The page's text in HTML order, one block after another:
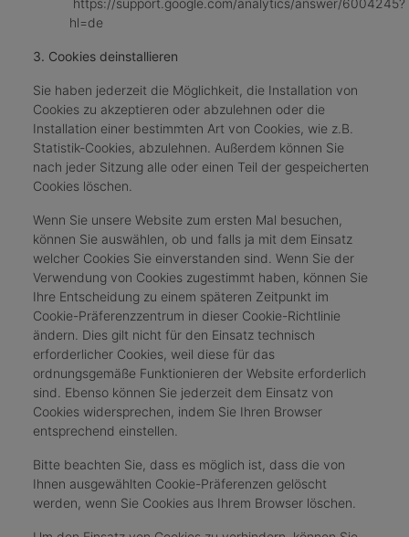
https://support.google.com/analytics/answer/6004245?
hl=de
3. Cookies deinstallieren
Sie haben jederzeit die Möglichkeit, die Installation von
Cookies zu akzeptieren oder abzulehnen oder die
Installation einer bestimmten Art von Cookies, wie z.B.
Statistik-Cookies, abzulehnen. Außerdem können Sie
nach jeder Sitzung alle oder einen Teil der gespeicherten
Cookies löschen.
Wenn Sie unsere Website zum ersten Mal besuchen,
können Sie auswählen, ob und falls ja mit dem Einsatz
welcher Cookies Sie einverstanden sind. Wenn Sie der
Verwendung von Cookies zugestimmt haben, können Sie
Ihre Entscheidung zu einem späteren Zeitpunkt im
Cookie-Präferenzzentrum in dieser Cookie-Richtlinie
ändern. Dies gilt nicht für den Einsatz technisch
erforderlicher Cookies, weil diese für das
ordnungsgemäße Funktionieren der Website erforderlich
sind. Ebenso können Sie jederzeit dem Einsatz von
Cookies widersprechen, indem Sie Ihren Browser
entsprechend einstellen.
Bitte beachten Sie, dass es möglich ist, dass die von
Ihnen ausgewählten Cookie-Präferenzen gelöscht
werden, wenn Sie Cookies aus Ihrem Browser löschen.